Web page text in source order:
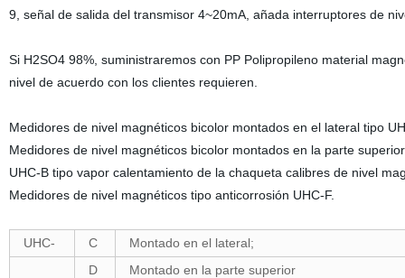
9, señal de salida del transmisor 4~20mA, añada interruptores de
Si H2SO4 98%, suministraremos con PP Polipropileno material
nivel de acuerdo con los clientes requieren.
Medidores de nivel magnéticos bicolor montados en el lateral tipo
Medidores de nivel magnéticos bicolor montados en la parte
UHC-B tipo vapor calentamiento de la chaqueta calibres de nivel
Medidores de nivel magnéticos tipo anticorrosión UHC-F.
UHC- C
Montado en el lateral;
D
Montado en la parte superior